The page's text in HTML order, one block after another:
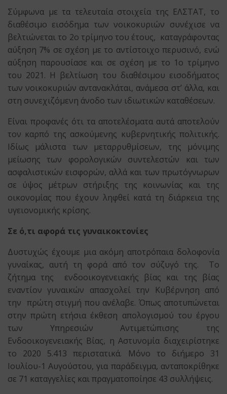
Σύμφωνα με τα τελευταία στοιχεία της ΕΛΣΤΑΤ, το
διαθέσιμο εισόδημα των νοικοκυριών συνέχισε να
βελτιώνεται το 2ο τρίμηνο του έτους, καταγράφοντας
αύξηση 7% σε σχέση με το αντίστοιχο περυσινό, ενώ
αύξηση παρουσίασε και σε σχέση με το 1ο τρίμηνο
του 2021. Η βελτίωση του διαθέσιμου εισοδήματος
των νοικοκυριών αντανακλάται, ανάμεσα στ’ άλλα, και
στη συνεχιζόμενη άνοδο των ιδιωτικών καταθέσεων.
Είναι προφανές ότι τα αποτελέσματα αυτά αποτελούν
τον καρπό της ασκούμενης κυβερνητικής πολιτικής.
Ιδίως μάλιστα των μεταρρυθμίσεων, της μόνιμης
μείωσης των φορολογικών συντελεστών και των
ασφαλιστικών εισφορών, αλλά και των πρωτόγνωρων
σε ύψος μέτρων στήριξης της κοινωνίας και της
οικονομίας που έχουν ληφθεί κατά τη διάρκεια της
υγειονομικής κρίσης.
Σε ό,τι αφορά τις γυναικοκτονίες
Δυστυχώς έχουμε μια ακόμη αποτρόπαια δολοφονία
γυναίκας, αυτή τη φορά από τον σύζυγό της. Το
ζήτημα της ενδοοικογενειακής βίας και της βίας
εναντίον γυναικών απασχολεί την Κυβέρνηση από
την πρώτη στιγμή που ανέλαβε. Όπως αποτυπώνεται
στην πρώτη ετήσια έκθεση απολογισμού του έργου
των Υπηρεσιών Αντιμετώπισης της
Ενδοοικογενειακής Βίας, η Αστυνομία διαχειρίστηκε
το 2020 5.413 περιστατικά. Μόνο το διήμερο 31
Ιουλίου-1 Αυγούστου, για παράδειγμα, ανταποκρίθηκε
σε 71 καταγγελίες και πραγματοποίησε 43 συλλήψεις.